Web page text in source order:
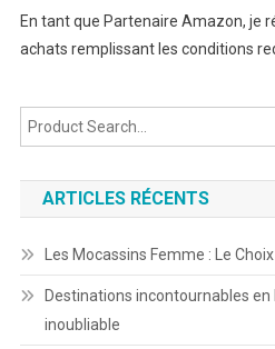
En tant que Partenaire Amazon, je
achats remplissant les conditions
ARTICLES RÉCENTS
Les Mocassins Femme : Le
Destinations incontournables
inoubliable